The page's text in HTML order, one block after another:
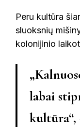
Peru kultūra
sluoksnių
kolonijinio
labai
kultūra“,